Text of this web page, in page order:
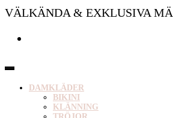
VÄLKÄNDA & EXKLUSIVA
DAMKLÄDER
BIKINI
KLÄNNING